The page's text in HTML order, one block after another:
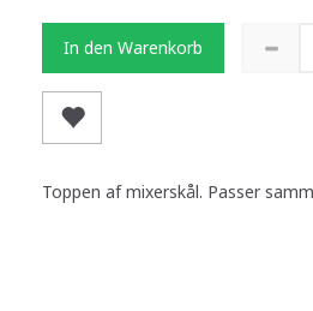
In den Warenkorb
Toppen af mixerskål. Passer